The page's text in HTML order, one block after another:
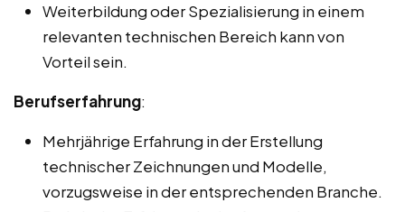
Weiterbildung oder Spezialisierung in einem
relevanten technischen Bereich kann von
Vorteil sein.
Berufserfahrung:
Mehrjährige Erfahrung in der Erstellung
technischer Zeichnungen und Modelle,
vorzugsweise in der entsprechenden Branche.